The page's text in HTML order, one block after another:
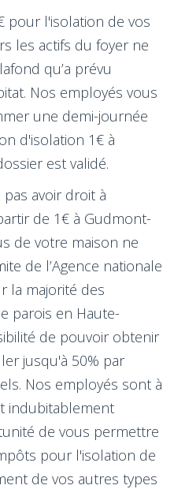
pour l'isolation de vos
les actifs du foyer ne
qu’a prévu
Nos employés vous
une demi-journée
d'isolation 1€ à
est validé.
avoir droit à
de 1€ à Gudmont-
de votre maison ne
de l’Agence nationale
la majorité des
parois en Haute-
de pouvoir obtenir
jusqu'à 50% par
Nos employés sont à
indubitablement
de vous permettre
pour l'isolation de
de vos autres types